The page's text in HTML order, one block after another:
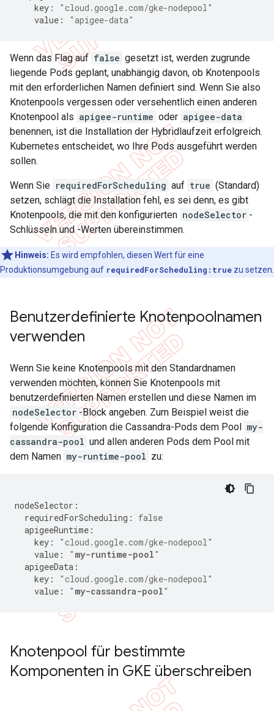
key :
"cloud.google.com/gke-nodepool"
value : "apigee-data"
Wenn das Flag auf false gesetzt ist, werden zugrunde
liegende Pods geplant, unabhängig davon, ob Knotenpools
mit den erforderlichen Namen definiert sind. Wenn Sie also
Knotenpools vergessen oder versehentlich einen anderen
Knotenpool als apigee-runtime oder apigee-data
benennen, ist die Installation der Hybridlaufzeit erfolgreich.
Kubernetes entscheidet, wo Ihre Pods ausgeführt werden
sollen.
Wenn Sie requiredForScheduling auf true (Standard)
setzen, schlägt die Installation fehl, es sei denn, es gibt
Knotenpools, die mit den konfigurierten nodeSelector -
Schlüsseln und -Werten übereinstimmen.
Hinweis: Es wird empfohlen, diesen Wert für eine
Produktionsumgebung auf requiredForScheduling:true zu setzen.
Benutzerdefinierte Knotenpoolnamen
verwenden
Wenn Sie keine Knotenpools mit den Standardnamen
verwenden möchten, können Sie Knotenpools mit
benutzerdefinierten Namen erstellen und diese Namen im
nodeSelector -Block angeben. Zum Beispiel weist die
folgende Konfiguration die Cassandra-Pods dem Pool my-
cassandra-pool und allen anderen Pods dem Pool mit
dem Namen my-runtime-pool zu:
nodeSelector :
requiredForScheduling :
false
apigeeRuntime :
key :
"cloud.google.com/gke-nodepool"
value : " my-runtime-pool"
apigeeData :
key :
"cloud.google.com/gke-nodepool"
value : " my-cassandra-pool"
Knotenpool für bestimmte
Komponenten in GKE überschreiben